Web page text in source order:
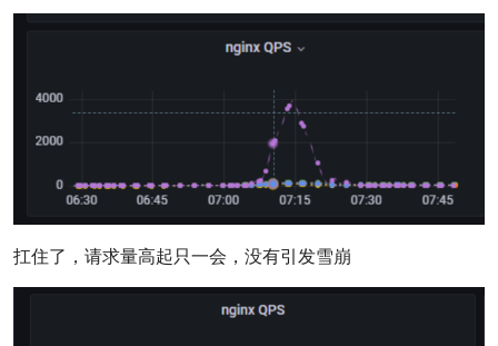
扛住了，请求量高起只一会，没有引发雪崩